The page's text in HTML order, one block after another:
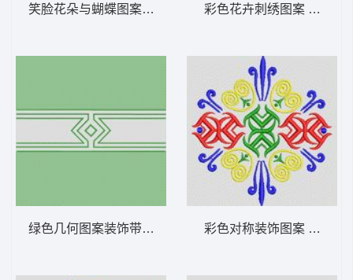
笑脸花朵与蝴蝶图案 植物花型
绿色几何图案装饰带 植物花型
彩色花卉刺绣图案 植物花
彩色对称装饰图案 植物花